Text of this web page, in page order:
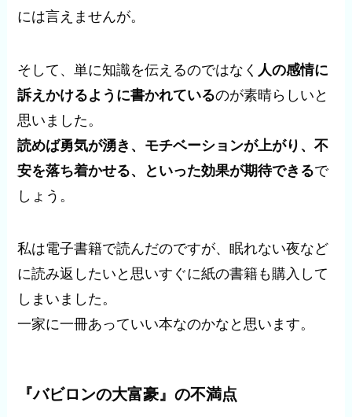
には言えませんが。
そして、単に知識を伝えるのではなく 人の感情に
訴えかけるように書かれているのが素晴らしいと
思いました。
読めば勇気が湧き、モチベーションが上がり、不
安を落ち着かせる、といった効果が期待できるで
しょう。
私は電子書籍で読んだのですが、眠れない夜など
に読み返したいと思いすぐに紙の書籍も購入して
しまいました。
一家に一冊あっていい本なのかなと思います。
『バビロンの大富豪』の不満点